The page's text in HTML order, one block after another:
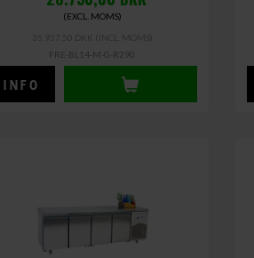
(EXCL. MOMS)
FRE-BL14-M-G-R290